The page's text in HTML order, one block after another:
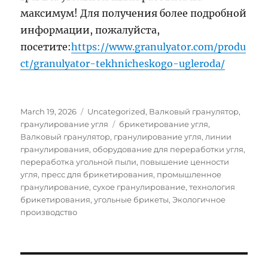
максимум! Для получения более подробной
информации, пожалуйста,
посетите:https://www.granulyator.com/produ
ct/granulyator-tekhnicheskogo-ugleroda/
Posted
on
March 19, 2026 Categories
Uncategorized, Валковый гранулятор,
гранулирование угля
Tags
брикетирование угля,
Валковый гранулятор, гранулирование угля,линии
гранулирования,оборудование для переработки угля,
переработка угольной пыли, повышение ценности
угля, пресс для брикетирования, промышленное
гранулирование,сухое гранулирование,технология
брикетирования,угольные брикеты,Экологичное
производство